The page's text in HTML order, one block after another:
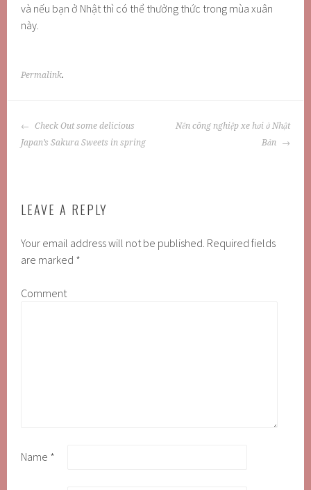
và nếu bạn ở Nhật thì có thể thưởng thức trong mùa xuân
này.
Permalink.
POST
NAVIGATION
Check Out some delicious
Japan’s Sakura Sweets in spring
Nền công nghiệp xe hơi ở Nhật
Bản
LEAVE A REPLY
Your email address will not be published. Required fields
are marked *
Comment
Name *